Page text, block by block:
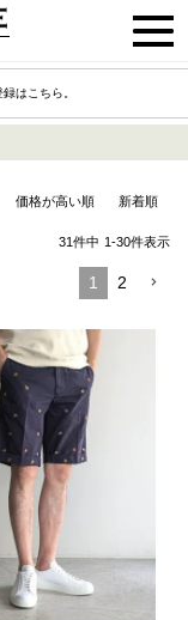
はこちら。
価格が高い順 新着順
31件中 1-30件表示
1 2